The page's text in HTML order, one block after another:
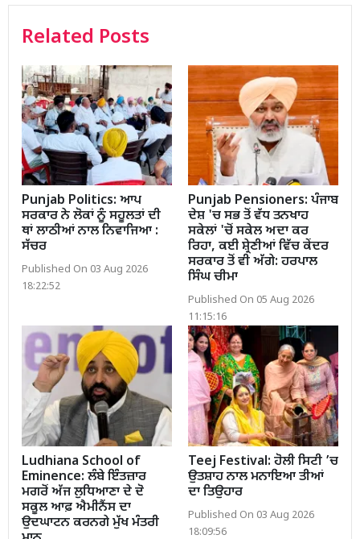
Related Posts
Punjab Politics: ਆਪ
ਸਰਕਾਰ ਨੇ ਲੋਕਾਂ ਨੂੰ ਸਹੂਲਤਾਂ ਦੀ
ਥਾਂ ਲਾਠੀਆਂ ਨਾਲ ਨਿਵਾਜਿਆ :
ਸੱਚਰ
Published On 03 Aug 2026
18:22:52
Punjab Pensioners: ਪੰਜਾਬ
ਦੇਸ਼ 'ਚ ਸਭ ਤੋਂ ਵੱਧ ਤਨਖਾਹ
ਸਕੇਲਾਂ 'ਚੋਂ ਸਕੇਲ ਅਦਾ ਕਰ
ਰਿਹਾ, ਕਈ ਸ਼੍ਰੇਣੀਆਂ ਵਿੱਚ ਕੇਂਦਰ
ਸਰਕਾਰ ਤੋਂ ਵੀ ਅੱਗੇ: ਹਰਪਾਲ
ਸਿੰਘ ਚੀਮਾ
Published On 05 Aug 2026
11:15:16
Ludhiana School of
Eminence: ਲੰਬੇ ਇੰਤਜ਼ਾਰ
ਮਗਰੋਂ ਅੱਜ ਲੁਧਿਆਣਾ ਦੇ ਦੋ
ਸਕੂਲ ਆਫ਼ ਐਮੀਨੈਂਸ ਦਾ
ਉਦਘਾਟਨ ਕਰਨਗੇ ਮੁੱਖ ਮੰਤਰੀ
Teej Festival: ਹੋਲੀ ਸਿਟੀ ’ਚ
ਉਤਸ਼ਾਹ ਨਾਲ ਮਨਾਇਆ ਤੀਆਂ
ਦਾ ਤਿਉਹਾਰ
Published On 03 Aug 2026
18:09:56